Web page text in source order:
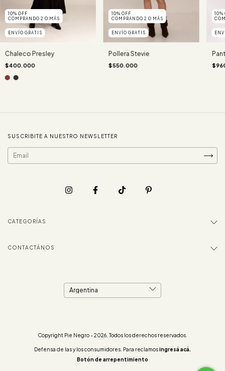
10% OFF
COMPRANDO 2 O MÁS
ENVÍO GRATIS
Chaleco Presley
$400.000
10% OFF
COMPRANDO 2 O MÁS
ENVÍO GRATIS
Pollera Stevie
$550.000
10%
SUSCRIBITE A NUESTRO NEWSLETTER
CATEGORÍAS
CONTACTÁNOS
Copyright Pie Negro - 2026. Todos los derechos reservados.
Defensa de las y los consumidores. Para reclamosingresá acá.
Botón de arrepentimiento